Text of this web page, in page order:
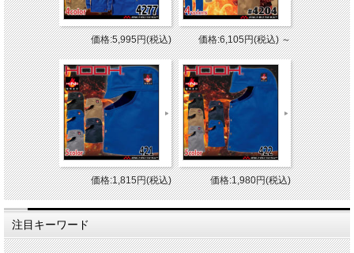
価格:5,995円(税込) 価格:6,105円(税込)～
価格:1,815円(税込) 価格:1,980円(税込)
注目キーワード